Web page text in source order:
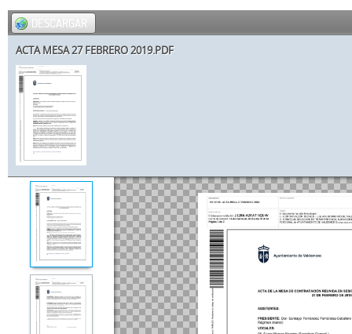
DESCARGAR
ACTA MESA 27 FEBRERO 2019.PDF